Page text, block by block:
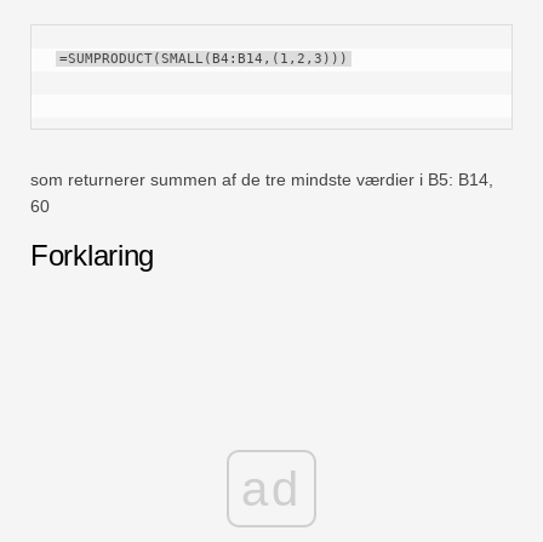
=SUMPRODUCT(SMALL(B4:B14,(1,2,3)))
som returnerer summen af ​​de tre mindste værdier i B5: B14,
60
Forklaring
ad